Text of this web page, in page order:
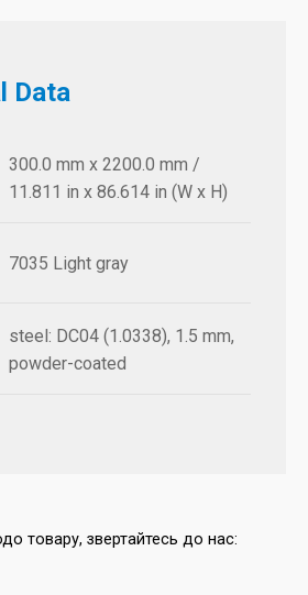
Data
300.0 mm x 2200.0 mm /
11.811 in x 86.614 in (W x H)
7035 Light gray
steel: DC04 (1.0338), 1.5 mm,
powder-coated
товару, звертайтесь до нас: